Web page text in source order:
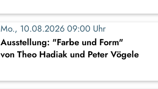
Mo., 10.08.2026 09:00 Uhr
Ausstellung: "Farbe und Form"
von Theo Hadiak und Peter Vögele